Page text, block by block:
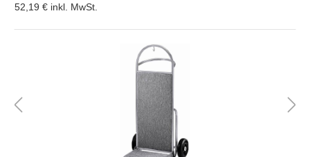
52,19 € inkl. MwSt.